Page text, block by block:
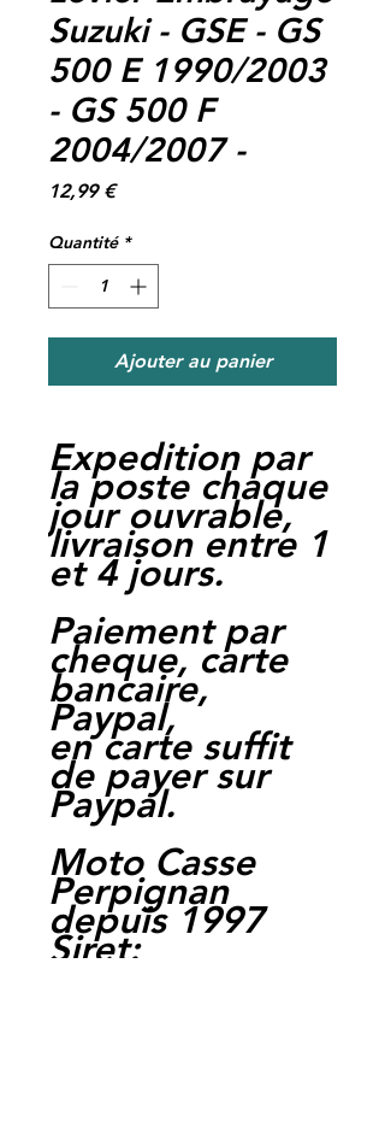
Suzuki - GSE - GS
500 E 1990/2003
- GS 500 F
2004/2007 -
12,99 €Prix
Quantité *
Ajouter au panier
Expedition par
la poste chaque
jour ouvrable,
livraison entre 1
et 4 jours.
Paiement par
cheque, carte
bancaire,
Paypal,
en carte suffit
de payer sur
Paypal.
Moto Casse
Perpignan
depuis 1997
Siret: